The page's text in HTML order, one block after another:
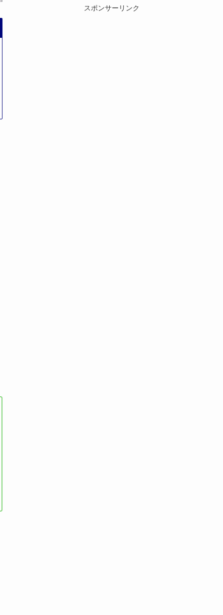
スポンサーリンク